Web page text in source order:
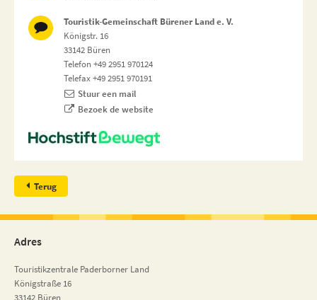
Touristik-Gemeinschaft Bürener Land e. V.
Königstr. 16
33142 Büren
Telefon +49 2951 970124
Telefax +49 2951 970191
Stuur een mail
Bezoek de website
Terug
Adres
Touristikzentrale Paderborner Land
Königstraße 16
33142 Büren